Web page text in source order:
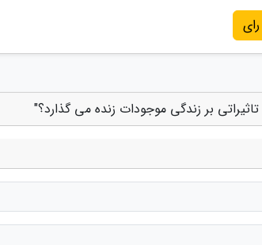
رای
بر زندگی موجودات زنده می گذارد؟"